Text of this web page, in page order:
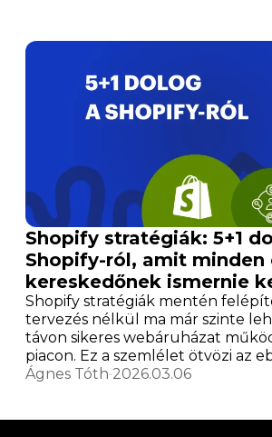
Shopify stratégiák: 5+1
Shopify-ról, amit minden
kereskedőnek ismernie
Shopify stratégiák mentén
tervezés nélkül ma már szinte
távon sikeres webáruházat
piacon. Ez a szemlélet ötvözi az
Ágnes Tóth 2026.03.06